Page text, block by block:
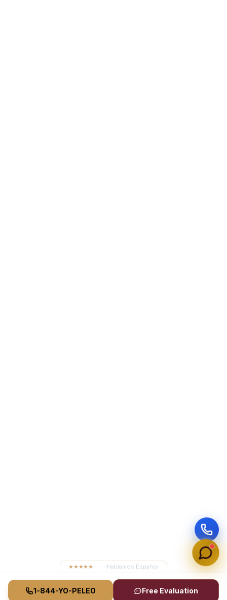
★★★★★ · Hablamos Español
1-844-YO-PELEO Free Evaluation